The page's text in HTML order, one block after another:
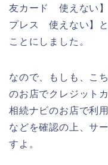
友カード 使えない
プレス 使えない】
ことにしました。
なので、もしも、こ
のお店でクレジット
相続ナビのお店で利
などを確認の上、サ
すよ。